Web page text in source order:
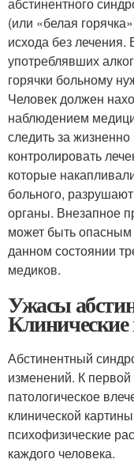
(или «белая
исхода без лечения.
употреблявших
горячки больному
Человек должен
наблюдением
следить за
контролировать
которые
больного,
органы. Внезапное
может быть
данном состоянии
медиков.
Ужасы
Абстинентный
изменений. К первой
патологическое
клинической
психофизические
каждого человека.